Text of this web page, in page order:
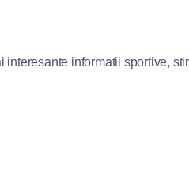
informatii sportive,